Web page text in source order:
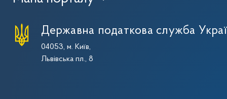
Державна податкова служба
04053, м. Київ,
Львівська пл., 8